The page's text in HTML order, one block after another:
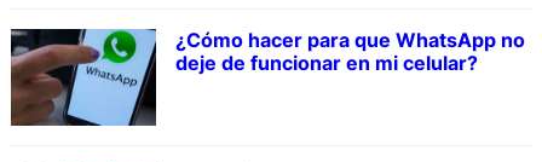
¿Cómo hacer para que WhatsApp no
deje de funcionar en mi celular?